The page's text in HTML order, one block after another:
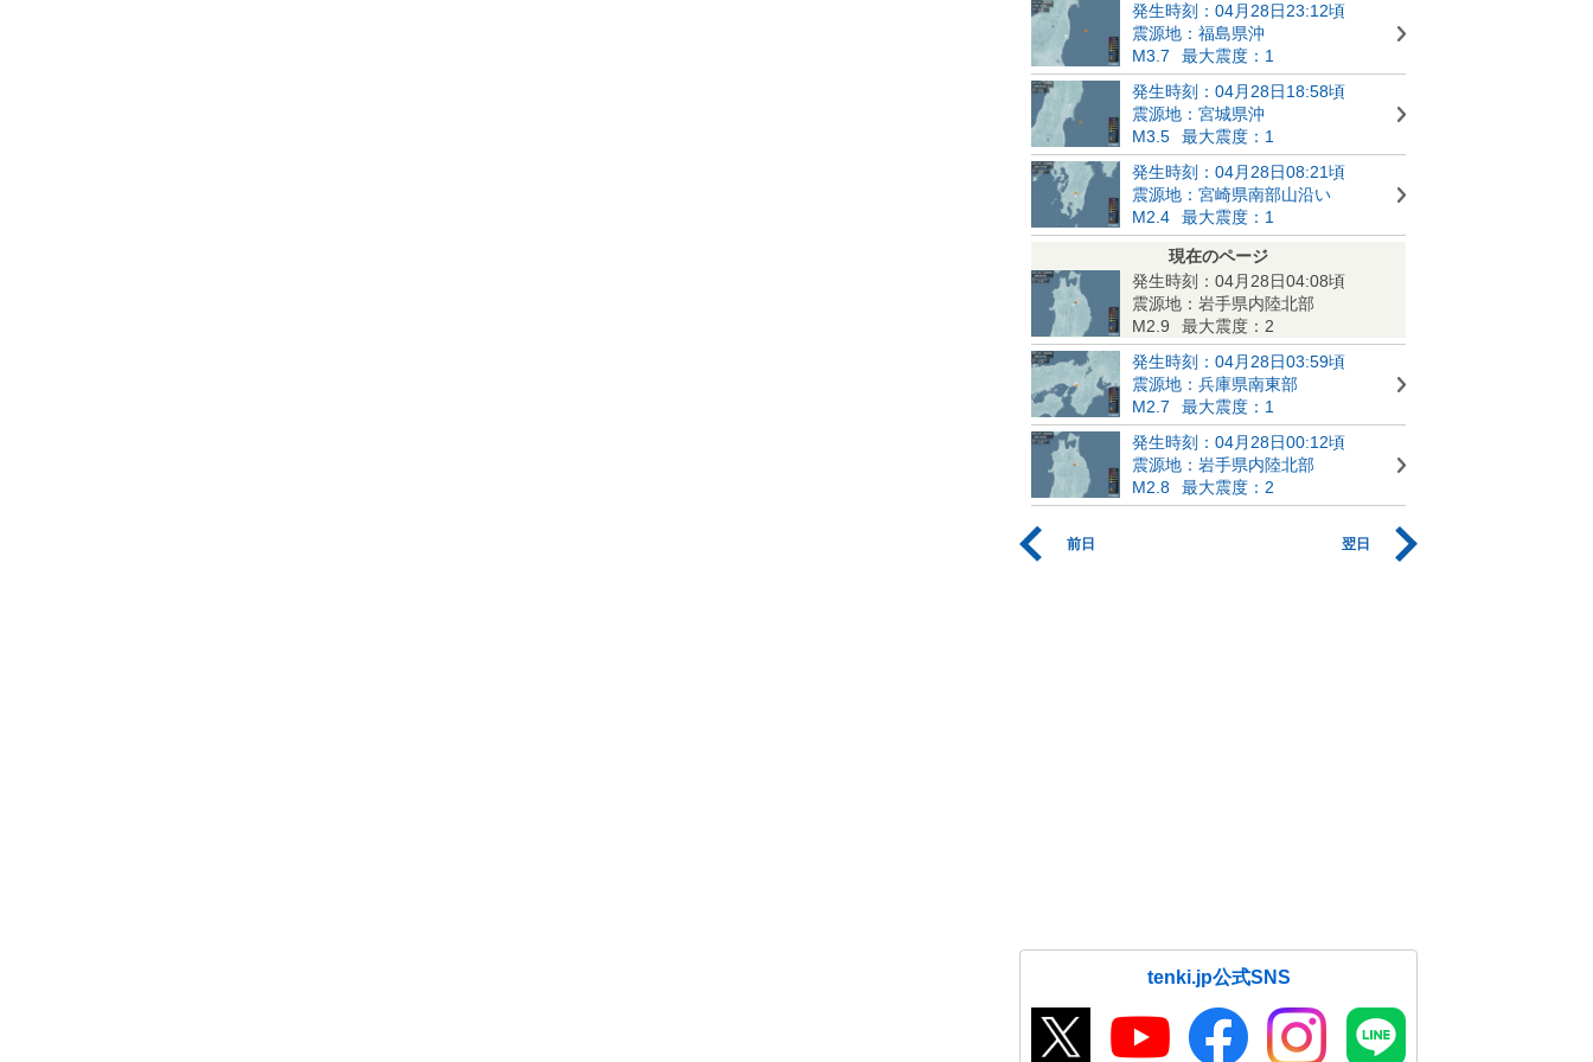
発生時刻：04月28日23:12頃
震源地：福島県沖
M3.7
最大震度：1
発生時刻：04月28日18:58頃
震源地：宮城県沖
M3.5
最大震度：1
発生時刻：04月28日08:21頃
震源地：宮崎県南部山沿い
M2.4
最大震度：1
現在のページ
発生時刻：04月28日04:08頃
震源地：岩手県内陸北部
M2.9
最大震度：2
発生時刻：04月28日03:59頃
震源地：兵庫県南東部
M2.7
最大震度：1
発生時刻：04月28日00:12頃
震源地：岩手県内陸北部
M2.8
最大震度：2
前日 翌日
tenki.jp公式SNS